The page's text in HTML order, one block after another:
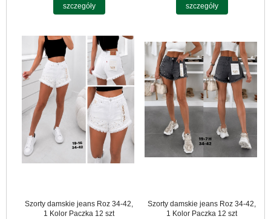
szczegóły szczegóły
Szorty damskie jeans Roz 34-42,
1 Kolor Paczka 12 szt
Szorty damskie jeans Roz 34-42,
1 Kolor Paczka 12 szt